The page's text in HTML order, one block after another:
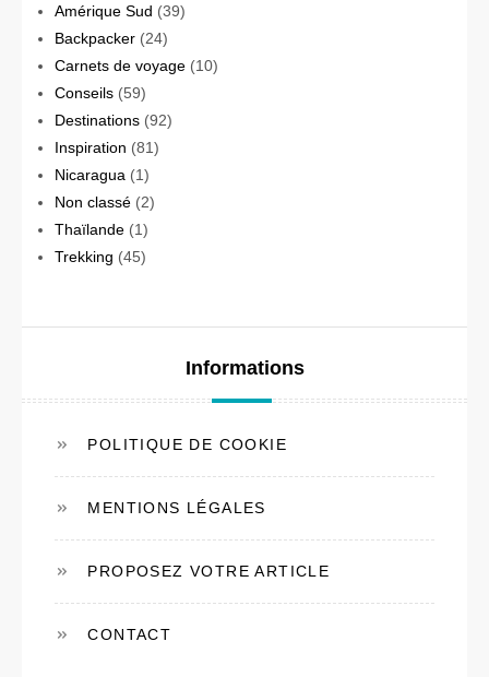
Amérique Sud (39)
Backpacker (24)
Carnets de voyage (10)
Conseils (59)
Destinations (92)
Inspiration (81)
Nicaragua (1)
Non classé (2)
Thaïlande (1)
Trekking (45)
Informations
POLITIQUE DE COOKIE
MENTIONS LÉGALES
PROPOSEZ VOTRE ARTICLE
CONTACT